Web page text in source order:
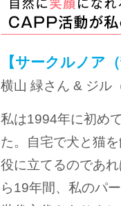
【サークルノア
横山 緑さん & ジル
私は1994年に初め
た。自宅で犬と猫
役に立てるのであ
ら19年間、私のパ